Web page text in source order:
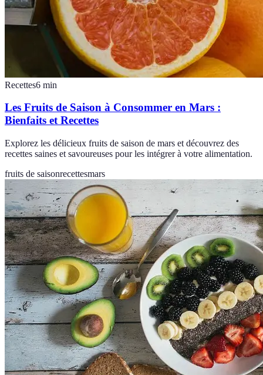
Recettes6 min
Les Fruits de Saison à Consommer en Mars :
Bienfaits et Recettes
Explorez les délicieux fruits de saison de mars et découvrez des
recettes saines et savoureuses pour les intégrer à votre alimentation.
fruits de saisonrecettesmars